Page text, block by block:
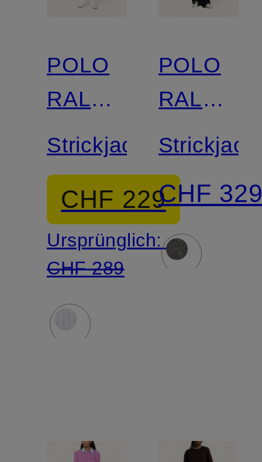
POLO
RALPH
LAUREN
Strickjacke
CHF 229
Ursprünglich:
CHF 289
POLO
RALPH
LAUREN
CHF